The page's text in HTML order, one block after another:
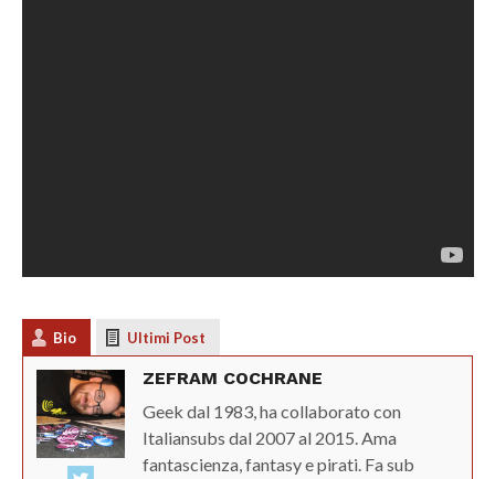
Bio Ultimi Post
ZEFRAM COCHRANE
Geek dal 1983, ha collaborato con
Italiansubs dal 2007 al 2015. Ama
fantascienza, fantasy e pirati. Fa sub